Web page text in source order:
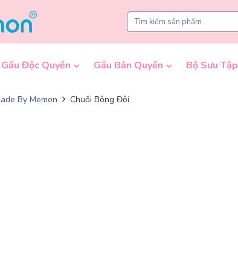
Gấu Độc Quyền Gấu Bản Quyền Bộ Sưu Tập
By Memon Chuối Bông Đôi